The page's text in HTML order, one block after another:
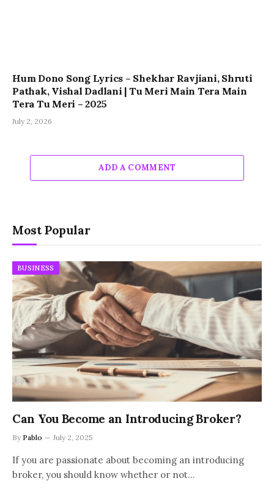
Hum Dono Song Lyrics – Shekhar Ravjiani, Shruti
Pathak, Vishal Dadlani | Tu Meri Main Tera Main
Tera Tu Meri – 2025
July 2, 2026
ADD A COMMENT
Most Popular
BUSINESS
Can You Become an Introducing Broker?
By Pablo July 2, 2025
If you are passionate about becoming an introducing
broker, you should know whether or not…